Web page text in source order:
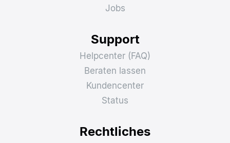
Jobs
Support
Helpcenter (FAQ)
Beraten lassen
Kundencenter
Status
Rechtliches